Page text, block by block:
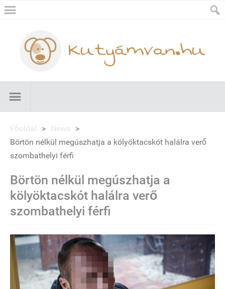
Főoldal > News
>
Börtön nélkül megúszhatja a kölyöktacskót halálra verő
szombathelyi férfi
Börtön nélkül megúszhatja a
kölyöktacskót halálra verő
szombathelyi férfi